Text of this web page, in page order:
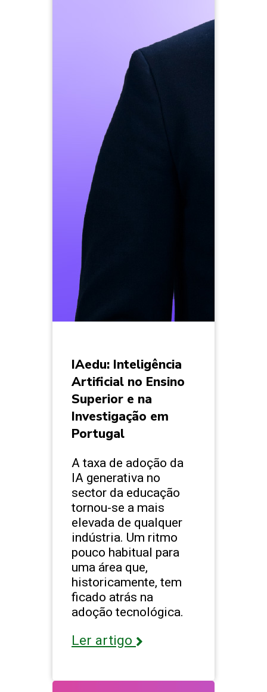
IAedu: Inteligência
Artificial no Ensino
Superior e na
Investigação em
Portugal
A taxa de adoção da
IA generativa no
sector da educação
tornou-se a mais
elevada de qualquer
indústria. Um ritmo
pouco habitual para
uma área que,
historicamente, tem
ficado atrás na
adoção tecnológica.
Ler artigo